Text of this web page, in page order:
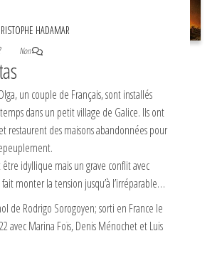
HADAMAR
Non
un couple de Français, sont installés
dans un petit village de Galice. Ils ont
restaurent des maisons abandonnées pour
idyllique mais un grave conflit avec
fait monter la tension jusqu’à l’irréparable…
de Rodrigo Sorogoyen; sorti en France le
avec Marina Foïs, Denis Ménochet et Luis